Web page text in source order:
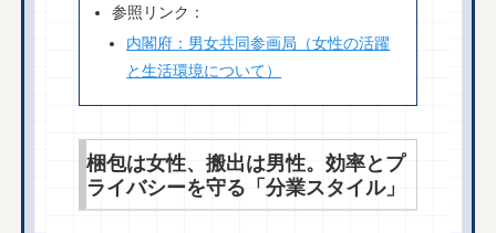
参照リンク：
内閣府：男女共同参画局（女性の活躍
と生活環境について）
梱包は女性、搬出は男性。効率とプ
ライバシーを守る「分業スタイル」